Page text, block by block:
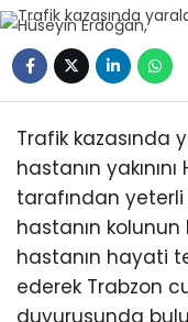
Trafik kazasında
hastanın
tarafından
hastanın
hastanın hayati
ederek Trabzon
duyurusunda